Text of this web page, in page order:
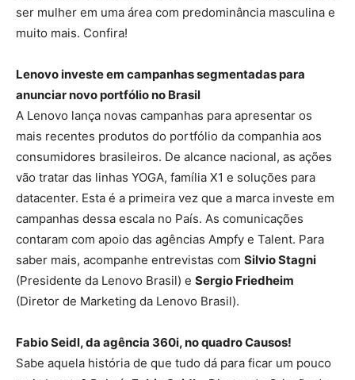
ser mulher em uma área com predominância masculina e
muito mais. Confira!
Lenovo investe em campanhas segmentadas para
anunciar novo portfólio no Brasil
A Lenovo lança novas campanhas para apresentar os
mais recentes produtos do portfólio da companhia aos
consumidores brasileiros. De alcance nacional, as ações
vão tratar das linhas YOGA, família X1 e soluções para
datacenter. Esta é a primeira vez que a marca investe em
campanhas dessa escala no País. As comunicações
contaram com apoio das agências Ampfy e Talent. Para
saber mais, acompanhe entrevistas com Silvio Stagni
(Presidente da Lenovo Brasil) e Sergio Friedheim
(Diretor de Marketing da Lenovo Brasil).
Fabio Seidl, da agência 360i, no quadro Causos!
Sabe aquela história de que tudo dá para ficar um pouco